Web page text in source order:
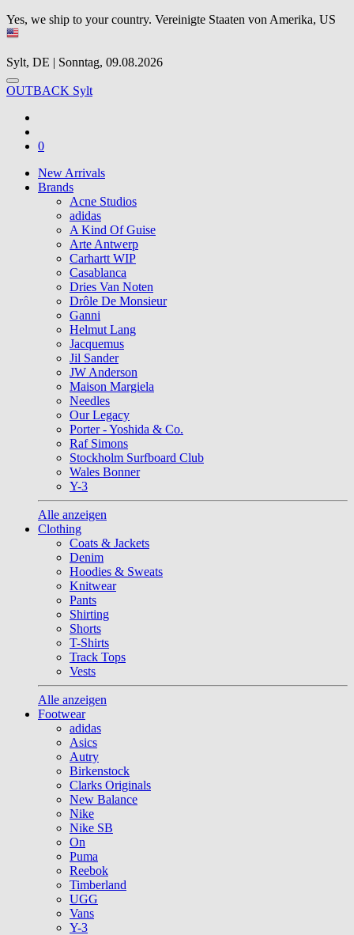
Yes, we ship to your country. Vereinigte Staaten von Amerika, US
Sylt, DE | Sonntag, 09.08.2026
OUTBACK Sylt
0
New Arrivals
Brands
Acne Studios
adidas
A Kind Of Guise
Arte Antwerp
Carhartt WIP
Casablanca
Dries Van Noten
Drôle De Monsieur
Ganni
Helmut Lang
Jacquemus
Jil Sander
JW Anderson
Maison Margiela
Needles
Our Legacy
Porter - Yoshida & Co.
Raf Simons
Stockholm Surfboard Club
Wales Bonner
Y-3
Alle anzeigen
Clothing
Coats & Jackets
Denim
Hoodies & Sweats
Knitwear
Pants
Shirting
Shorts
T-Shirts
Track Tops
Vests
Alle anzeigen
Footwear
adidas
Asics
Autry
Birkenstock
Clarks Originals
New Balance
Nike
Nike SB
On
Puma
Reebok
Timberland
UGG
Vans
Y-3